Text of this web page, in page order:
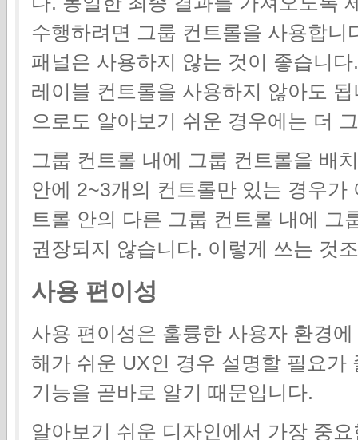
수행하려면 그룹 컨트롤을 사용합
패널은 사용하지 않는 것이 좋습니
레이블 컨트롤을 사용하지 않아도
으로도 알아보기 쉬운 경우에는 더
그룹 컨트롤 내에 그룹 컨트롤을 배
안에 2~3개의 컨트롤만 있는 경우
트롤 안의 다른 그룹 컨트롤 내에 그
권장되지 않습니다. 이렇게 쓰는 것
사용 편이성
사용 편이성은 훌륭한 사용자 환경
해가 쉬운 UX인 경우 설명할 필요
기능을 곧바로 알기 때문입니다.
알아보기 쉬운 디자인에서 가장 중